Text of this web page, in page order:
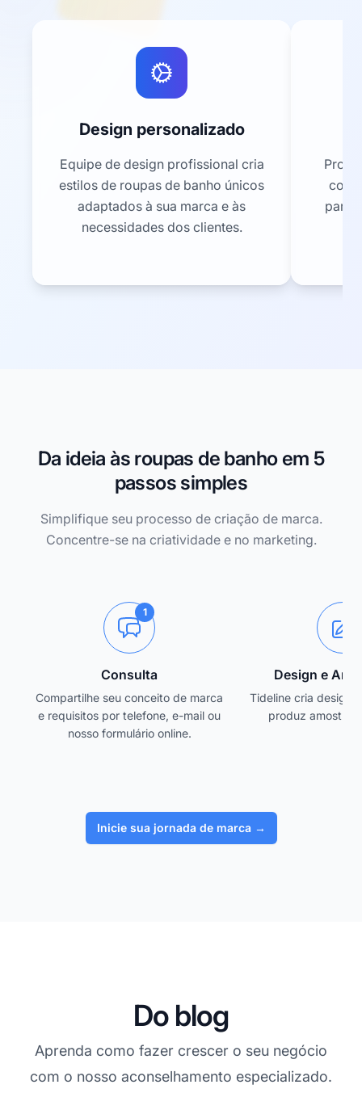
Design personalizado
Equipe de design profissional cria
estilos de roupas de banho únicos
adaptados à sua marca e às
necessidades dos clientes.
com
para
Da ideia às roupas de banho em 5
passos simples
Simplifique seu processo de criação de marca.
Concentre-se na criatividade e no marketing.
1
Consulta
Compartilhe seu conceito de marca
e requisitos por telefone, e-mail ou
nosso formulário online.
Design e
Tideline cria designs
produz amostras
Inicie sua jornada de marca →
Do blog
Aprenda como fazer crescer o seu negócio
com o nosso aconselhamento especializado.